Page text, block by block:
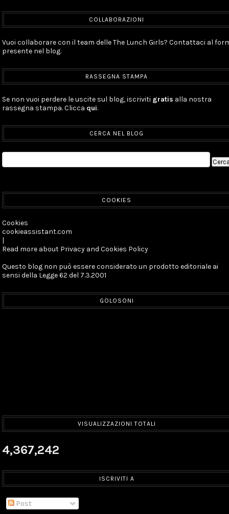
COLLABORAZIONI
Vuoi collaborare con il team delle The Lunch Girls? Contattaci al
presente nel blog.
RASSEGNA STAMPA
Se non vuoi perdere le uscite sul blog, iscriviti gratis alla nostra
rassegna stampa. Clicca qui.
CERCA NEL BLOG
COOKIES
Cookies
cookieassistant.com
|
Read more about Privacy and Cookies Policy
Questo blog non può essere considerato un prodotto editoriale ai
sensi della Legge 62 del 7.3.2001
GOLOSONI
VISUALIZZAZIONI TOTALI
4,367,242
ISCRIVITI A
Post